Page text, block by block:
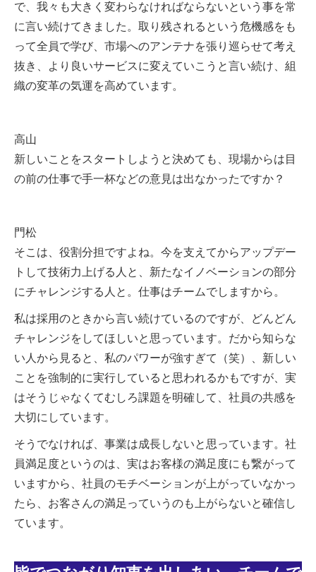
で、我々も大きく変わらなければならないという事を常
に言い続けてきました。取り残されるという危機感をも
って全員で学び、市場へのアンテナを張り巡らせて考え
抜き、より良いサービスに変えていこうと言い続け、組
織の変革の気運を高めています。
高山
新しいことをスタートしようと決めても、現場からは目
の前の仕事で手一杯などの意見は出なかったですか？
門松
そこは、役割分担ですよね。今を支えてからアップデー
トして技術力上げる人と、新たなイノベーションの部分
にチャレンジする人と。仕事はチームでしますから。
私は採用のときから言い続けているのですが、どんどん
チャレンジをしてほしいと思っています。だから知らな
い人から見ると、私のパワーが強すぎて（笑）、新しい
ことを強制的に実行していると思われるかもですが、実
はそうじゃなくてむしろ課題を明確して、社員の共感を
大切にしています。
そうでなければ、事業は成長しないと思っています。社
員満足度というのは、実はお客様の満足度にも繋がって
いますから、社員のモチベーションが上がっていなかっ
たら、お客さんの満足っていうのも上がらないと確信し
ています。